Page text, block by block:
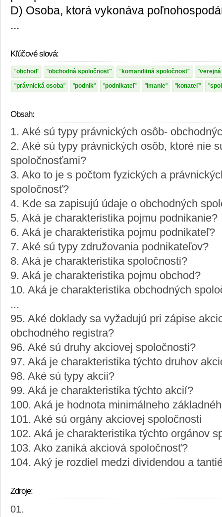
D) Osoba, ktorá vykonáva
...
Kľúčové slová:
obchod obchodná spoločnosť komanditná spoločnosť
právnická osoba podnik podnikateľ imanie konateľ
Obsah:
1. Aké sú typy právnických osôb-
2. Aké sú typy právnických osôb, ktoré nie
spoločnosťami?
3. Ako to je s počtom fyzických a
spoločnosť?
4. Kde sa zapisujú údaje o obchodných
5. Aká je charakteristika pojmu podnikanie?
6. Aká je charakteristika pojmu podnikateľ?
7. Aké sú typy združovania podnikateľov?
8. Aká je charakteristika spoločnosti?
9. Aká je charakteristika pojmu obchod?
10. Aká je charakteristika obchodných
...
95. Aké doklady sa vyžadujú pri zápise
obchodného registra?
96. Aké sú druhy akciovej spoločnosti?
97. Aká je charakteristika týchto druhov
98. Aké sú typy akcii?
99. Aká je charakteristika týchto akcií?
100. Aká je hodnota minimálneho
101. Aké sú orgány akciovej spoločnosti
102. Aká je charakteristika týchto orgánov
103. Ako zaniká akciová spoločnosť?
104. Aký je rozdiel medzi dividendou a
Zdroje: